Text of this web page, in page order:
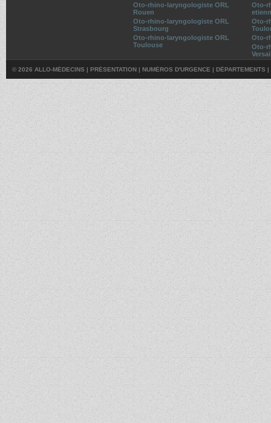
Oto-rhino-laryngologiste ORL
Rouen
Oto-
Oto-rhino-laryngologiste ORL
Strasbourg
Oto-
Oto-rhino-laryngologiste ORL
Toulouse
Oto-
Oto-
© 2026 ALLO-MÉDECINS | PRÉSENTATION | NUMÉROS D'URGENCE | DÉPARTEMENTS |